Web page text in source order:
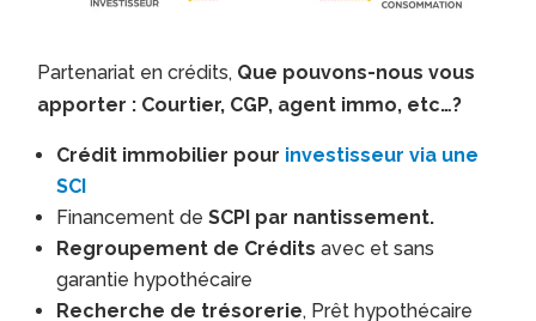
Partenariat en crédits, Que pouvons-nous vous
apporter : Courtier, CGP, agent immo, etc…?
Crédit immobilier pour investisseur via une
SCI
Financement deSCPI par nantissement.
Regroupement de Créditsavec et sans
garantie hypothécaire
Recherche de trésorerie, Prêt hypothécaire